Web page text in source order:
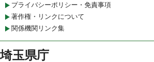
プライバシーポリシー・免責事項
著作権・リンクについて
関係機関リンク集
埼玉県庁